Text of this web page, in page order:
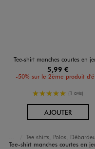
Tee-shirt manches courtes en jersey de coton avec col côtelé
5,99 €
-50% sur le 2ème produit
5/5 de moyenne
(1 avis)
AJOUTERAU
Accueil
Garçon
Vêtements
Tee-shirts, Polos,
Tee-shirt manches courtes en